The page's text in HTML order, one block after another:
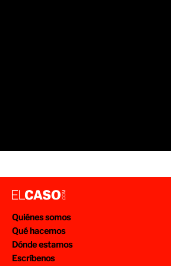
Quiénes somos
Qué hacemos
Dónde estamos
Escríbenos